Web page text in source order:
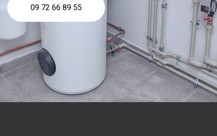
09 72 66 89 55